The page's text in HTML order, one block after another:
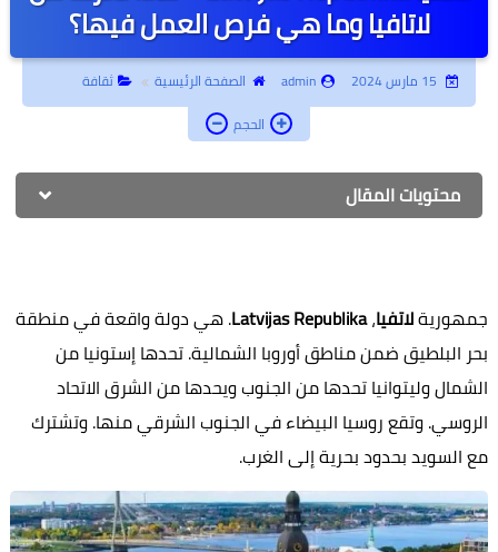
أبحاث جامعية
جامعة أونلاين
إدارة أعمال
كتب أطفال
روحانيات وتفسير أحلام
لاتافيا وما هي فرص العمل فيها؟
admin الصفحة الرئيسية
ثقافة
الحجم
محتويات المقال
جمهوريةلاتفيا،Latvijas Republika. هي دولة واقعة في منطقة
بحر البلطيق ضمن مناطق أوروبا الشمالية. تحدها إستونيا من
الشمال وليتوانيا تحدها من الجنوب ويحدها من الشرق الاتحاد
الروسي. وتقع روسيا البيضاء في الجنوب الشرقي منها. وتشترك
مع السويد بحدود بحرية إلى الغرب.